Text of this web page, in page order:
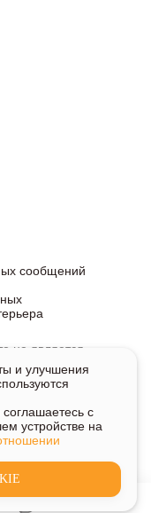
сообщений
не является
информационный
о наличии
или
и улучшения
с
устройстве на